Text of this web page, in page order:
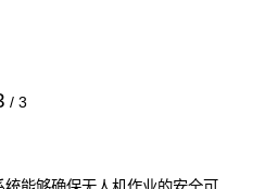
/ 3